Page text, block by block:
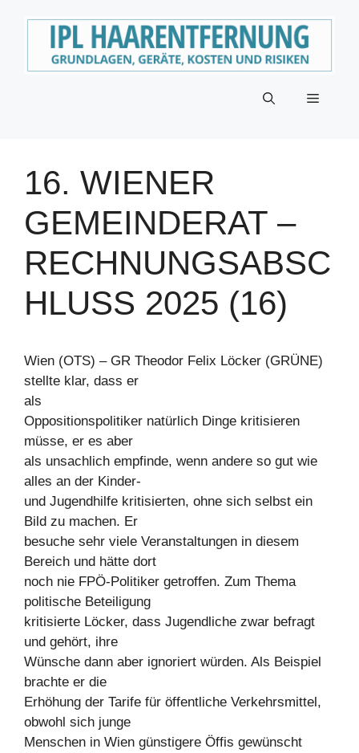
Menü
16. WIENER
GEMEINDERAT –
RECHNUNGSABSC
HLUSS 2025 (16)
Wien (OTS) – GR Theodor Felix Löcker (GRÜNE)
stellte klar, dass er
als
Oppositionspolitiker natürlich Dinge kritisieren
müsse, er es aber
als unsachlich empfinde, wenn andere so gut wie
alles an der Kinder-
und Jugendhilfe kritisierten, ohne sich selbst ein
Bild zu machen. Er
besuche sehr viele Veranstaltungen in diesem
Bereich und hätte dort
noch nie FPÖ-Politiker getroffen. Zum Thema
politische Beteiligung
kritisierte Löcker, dass Jugendliche zwar befragt
und gehört, ihre
Wünsche dann aber ignoriert würden. Als Beispiel
brachte er die
Erhöhung der Tarife für öffentliche Verkehrsmittel,
obwohl sich junge
Menschen in Wien günstigere Öffis gewünscht